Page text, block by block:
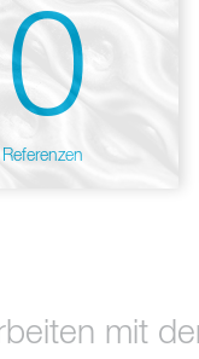
Referenzen
mit